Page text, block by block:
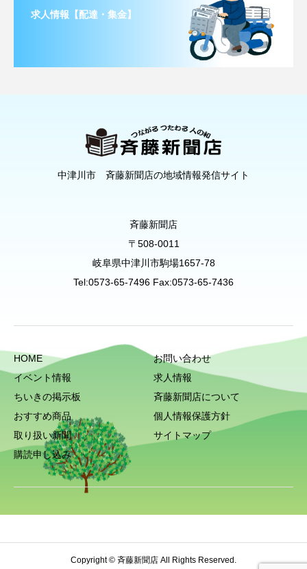
求人情報【配達・集金】
中津川市 斉藤新聞店の地域情報発信サイト
斉藤新聞店
〒508-0011
岐阜県中津川市駒場1657-78
Tel:0573-65-7496 Fax:0573-65-7436
HOME
イベント情報
ちいきの掲示板
おすすめ商品
取り扱い新聞
購読申し込み
お問い合わせ
求人情報
斉藤新聞店について
個人情報保護方針
サイトマップ
Copyright © 斉藤新聞店 All Rights Reserved.